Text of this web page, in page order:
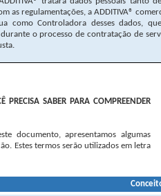
as regulamentações, a ADDITIVA®
como Controladora desses dados,
o processo de contratação de
PRECISA SABER PARA COMPREENDER
documento, apresentamos algumas
Estes termos serão utilizados em letra